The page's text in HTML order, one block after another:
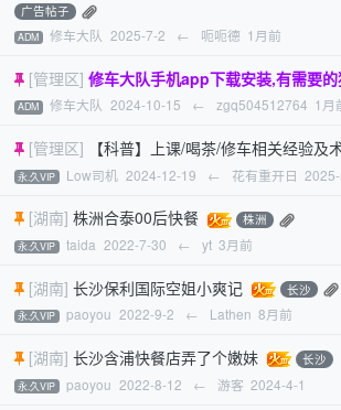
广告帖子
ADM 修车大队 2025-7-2 ← 呃呃德 1月前
[管理区] 修车大队手机app下载安装,有需要
ADM 修车大队 2024-10-15 ← zgq504512764 1月
[管理区] 【科普】上课/喝茶/修车相关经验及
永.久VIP Low司机 2024-12-19 ← 花有重开日
[湖南] 株洲合泰00后快餐 株洲
永.久VIP taida 2022-7-30 ← yt 3月前
[湖南] 长沙保利国际空姐小爽记 长沙
永.久VIP paoyou 2022-9-2 ← Lathen 8月前
[湖南] 长沙含浦快餐店弄了个嫩妹 长沙
永.久VIP paoyou 2022-8-12 ← 游客 2024-4-1